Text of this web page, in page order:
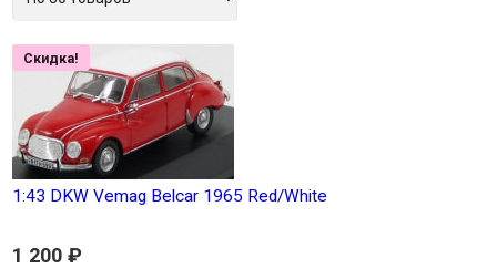
Скидка!
1:43 DKW Vemag Belcar 1965 Red/White
1 200 ₽